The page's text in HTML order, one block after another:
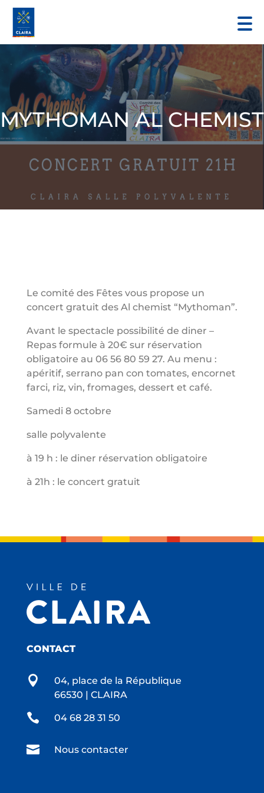
MYTHOMAN AL CHEMIST
Le comité des Fêtes vous propose un
concert gratuit des Al chemist “Mythoman”.
Avant le spectacle possibilité de diner –
Repas formule à 20€ sur réservation
obligatoire au 06 56 80 59 27. Au menu :
apéritif, serrano pan con tomates, encornet
farci, riz, vin, fromages, dessert et café.
Samedi 8 octobre
salle polyvalente
à 19 h : le diner réservation obligatoire
à 21h : le concert gratuit
CONTACT

04, place de la République
66530 | CLAIRA
 04 68 28 31 50
 Nous contacter